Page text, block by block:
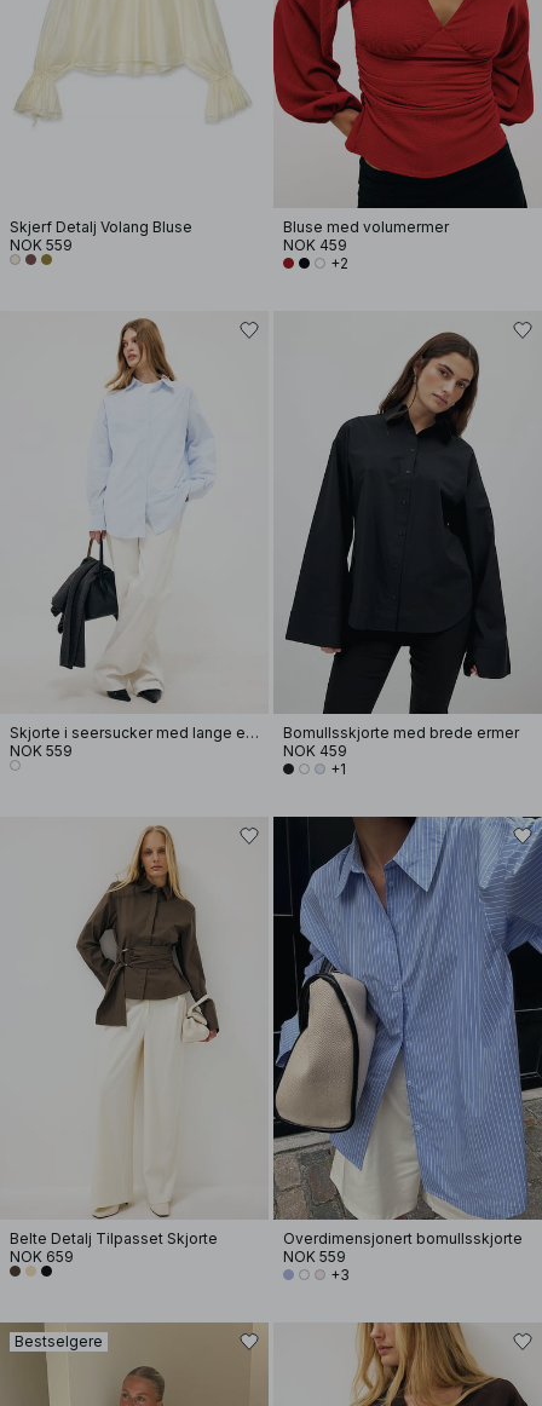
Skjerf Detalj Volang Bluse
NOK 559
Bluse med volumermer
NOK 459
+2
Skjorte i seersucker med lange ermer
NOK 559
Bomullsskjorte med brede ermer
NOK 459
+1
Belte Detalj Tilpasset Skjorte
NOK 659
Overdimensjonert bomullsskjorte
NOK 559
+3
Bestselgere